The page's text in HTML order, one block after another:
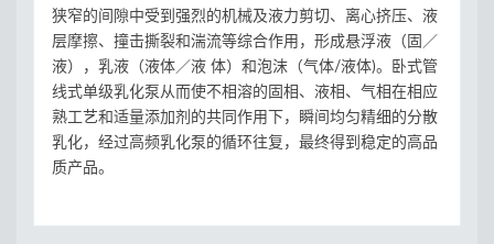
狭窄的间隙中受到强烈的机械及液力剪切、离心挤压、液
层摩擦、撞击撕裂和湍流等综合作用，形成悬浮液（固／
液），乳液（液体／液 体）和泡沫（气体/液体)。卧式管
线式单级乳化泵从而使不相溶的固相、液相、气相在相应
熟工艺和适量添加剂的共同作用下，瞬间均匀精细的分散
乳化，经过高频乳化泵的循环往复，最终得到稳定的高品
质产品。